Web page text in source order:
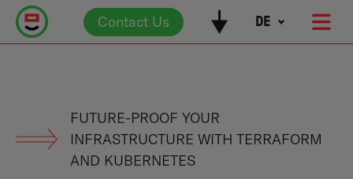
Contact Us DE
STATE OF THE ART SOFTWARE ENGINEERING
FUTURE-PROOF YOUR
INFRASTRUCTURE WITH TERRAFORM
AND KUBERNETES